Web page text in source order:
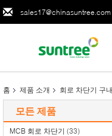
sales17@chinasuntree.com
홈 제품 소개 회로 차단기 구
모든 제품
MCB 회로 차단기 (33)